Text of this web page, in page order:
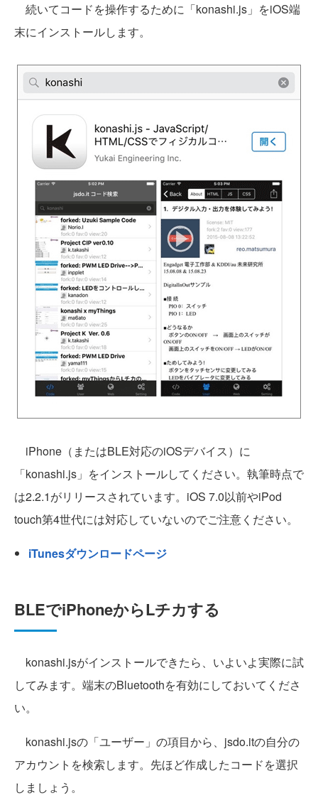
続いてコードを操作するために「konashi.js」をiOS端
末にインストールします。
iPhone（またはBLE対応のiOSデバイス）に
「konashi.js」をインストールしてください。執筆時点で
は2.2.1がリリースされています。iOS 7.0以前やiPod
touch第4世代には対応していないのでご注意ください。
iTunesダウンロードページ
BLEでiPhoneからLチカする
konashi.jsがインストールできたら、いよいよ実際に試
してみます。端末のBluetoothを有効にしておいてくださ
い。
konashi.jsの「ユーザー」の項目から、jsdo.itの自分の
アカウントを検索します。先ほど作成したコードを選択
しましょう。